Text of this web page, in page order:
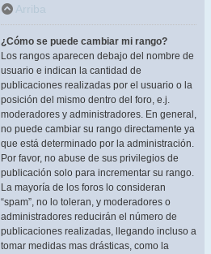
Arriba
¿Cómo se puede cambiar mi rango?
Los rangos aparecen debajo del nombre de
usuario e indican la cantidad de
publicaciones realizadas por el usuario o la
posición del mismo dentro del foro, e.j.
moderadores y administradores. En general,
no puede cambiar su rango directamente ya
que está determinado por la administración.
Por favor, no abuse de sus privilegios de
publicación solo para incrementar su rango.
La mayoría de los foros lo consideran
“spam”, no lo toleran, y moderadores o
administradores reducirán el número de
publicaciones realizadas, llegando incluso a
tomar medidas mas drásticas, como la